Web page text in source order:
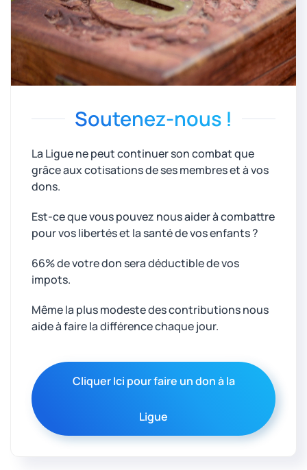
Soutenez-nous !
La Ligue ne peut continuer son combat que
grâce aux cotisations de ses membres et à vos
dons.
Est-ce que vous pouvez nous aider à combattre
pour vos libertés et la santé de vos enfants ?
66% de votre don sera déductible de vos
impots.
Même la plus modeste des contributions nous
aide à faire la différence chaque jour.
Cliquer Ici pour faire un don à la
Ligue